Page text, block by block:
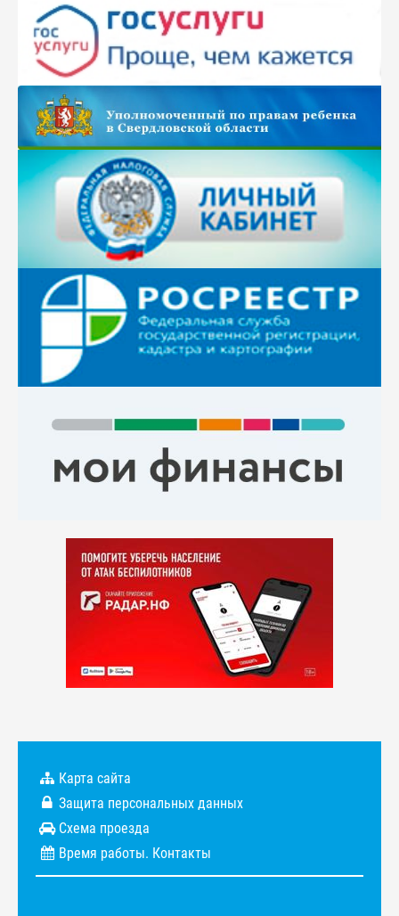
Карта сайта
Защита персональных данных
Схема проезда
Время работы. Контакты